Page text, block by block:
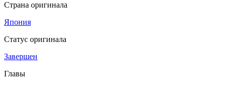
Страна оригинала
Япония
Статус оригинала
Завершен
Главы